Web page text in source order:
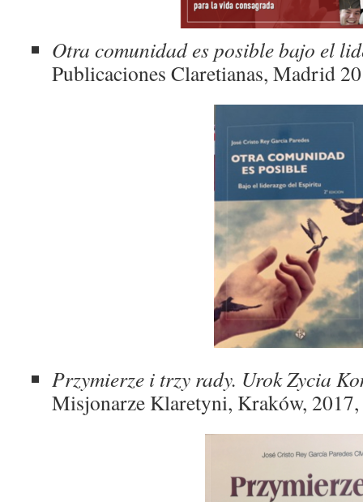
Otra comunidad es posible bajo el
Publicaciones Claretianas, Madrid
Przymierze i trzy rady. Urok Zycia
Misjonarze Klaretyni, Kraków,